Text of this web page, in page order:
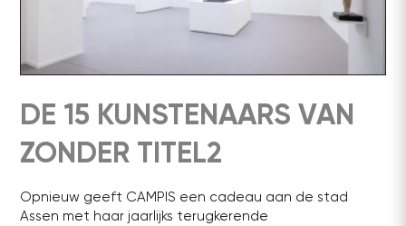
DE 15 KUNSTENAARS VAN
ZONDER TITEL2
Opnieuw geeft CAMPIS een cadeau aan de stad
Assen met haar jaarlijks terugkerende